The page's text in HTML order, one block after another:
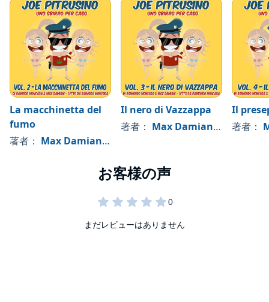
La macchinetta del
fumo
著者： Max Damiani , 、その他
Il nero di Vazzappa
著者： Max Damiani , 、その他
Il
著者：
まだレビューはありません